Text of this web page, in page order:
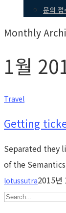
문의 접
Monthly
1월
Travel
Getting
Separated they
of the
lotussutra2015년